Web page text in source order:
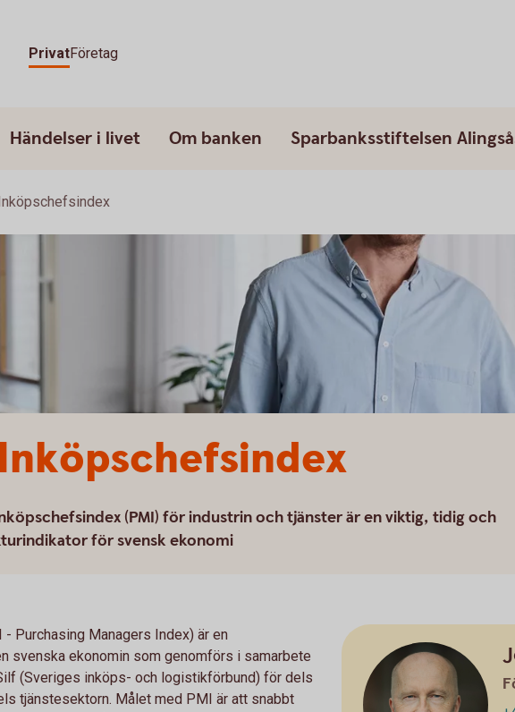
PrivatFöretag
Händelser i livet Om banken Sparbanksstiftelsen
(PMI) för industrin och tjänster är en viktig, tidig och
för svensk ekonomi
Purchasing Managers Index) är en
svenska ekonomin som genomförs i samarbete
(Sveriges inköps- och logistikförbund) för dels
tjänstesektorn. Målet med PMI är att snabbt